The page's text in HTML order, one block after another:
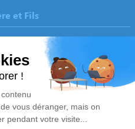
et Fils
– Gardanne
Liens utiles
Avis de décès
Demande de rendez-vous en